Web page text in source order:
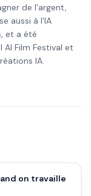
de l'argent,
aussi à l'IA
et a été
Film Festival et
IA.
on travaille